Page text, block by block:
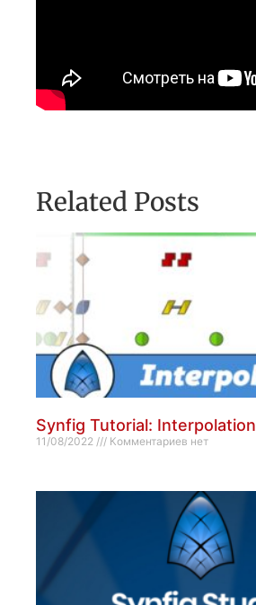
Related Posts
Synfig Tutorial: Interpolation
11/08/2022 Комментариев нет